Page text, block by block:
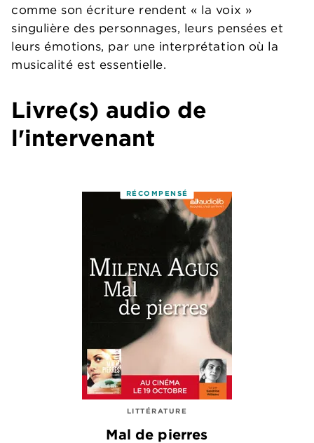
comme son écriture rendent « la voix »
singulière des personnages, leurs pensées et
leurs émotions, par une interprétation où la
musicalité est essentielle.
Livre(s) audio de
l'intervenant
RÉCOMPENSÉ
LITTÉRATURE
Mal de pierres